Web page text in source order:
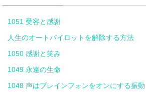
1051 受容と感謝
人生のオートパイロットを解除する方法
1050 感謝と笑み
1049 永遠の生命
1048 声はブレインフォンをオンにする振動